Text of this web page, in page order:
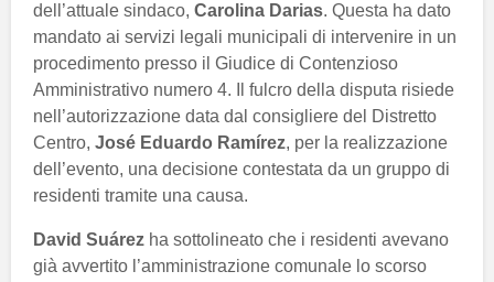
dell’attuale sindaco, Carolina Darias. Questa ha dato
mandato ai servizi legali municipali di intervenire in un
procedimento presso il Giudice di Contenzioso
Amministrativo numero 4. Il fulcro della disputa risiede
nell’autorizzazione data dal consigliere del Distretto
Centro, José Eduardo Ramírez, per la realizzazione
dell’evento, una decisione contestata da un gruppo di
residenti tramite una causa.
David Suárez ha sottolineato che i residenti avevano
già avvertito l’amministrazione comunale lo scorso